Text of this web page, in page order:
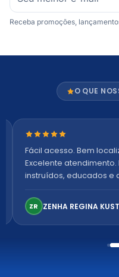
Receba promoções,
O QUE
Nota 5 de 5 estrelas
Fácil acesso. Bem
Excelente atendimento.
instruídos, educados e
confortável. Perfeito!
ZR ZENHA REGINA